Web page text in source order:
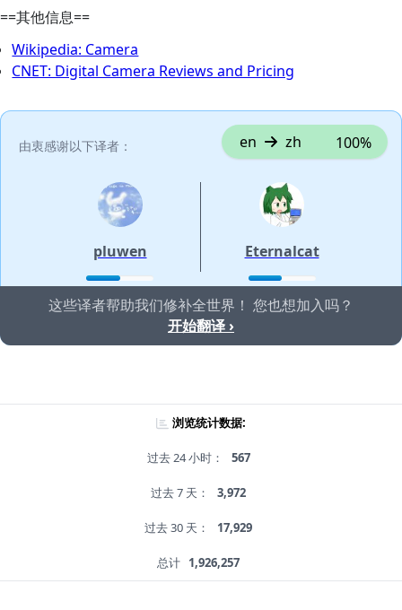
==其他信息==
Wikipedia: Camera
CNET: Digital Camera Reviews and Pricing
由衷感谢以下译者： en zh 100%
pluwen Eternalcat
这些译者帮助我们修补全世界！ 您也想加入吗？
开始翻译 ›
浏览统计数据:
过去 24 小时： 567
过去 7 天： 3,972
过去 30 天： 17,929
总计 1,926,257